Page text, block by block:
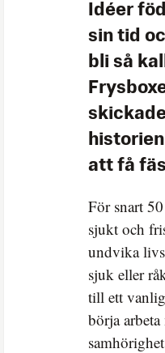
Idéer
sin tid
bli så
att få
För snart
sjukt och
undvika
sjuk eller
till ett
börja